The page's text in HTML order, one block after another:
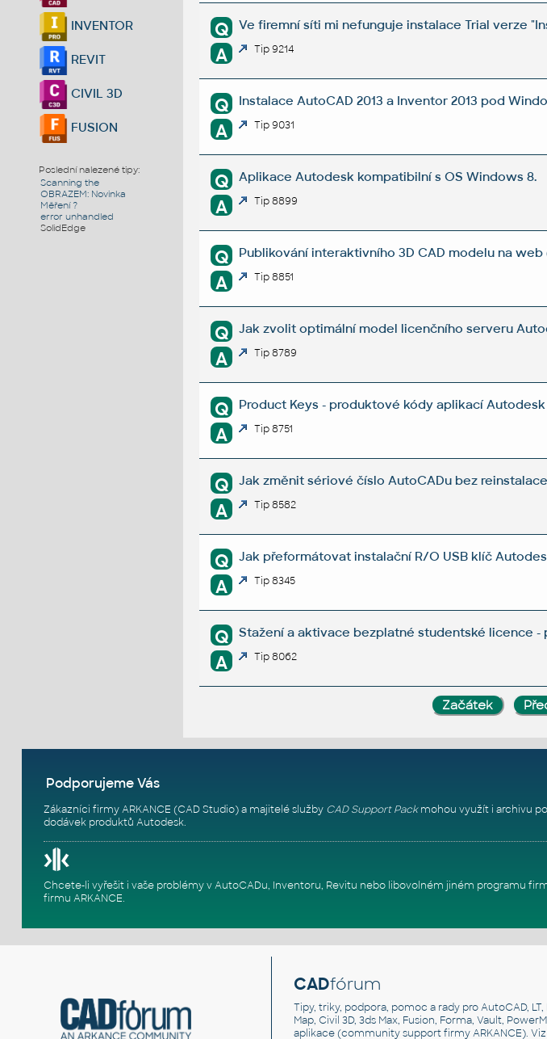
INVENTOR
REVIT
CIVIL 3D
FUSION
Poslední nalezené tipy:
Scanning the
OBRAZEM: Novinka
Měření ?
error unhandled
SolidEdge
Q Ve firemní síti mi nefunguje instalace Trial verze
A Tip 9214
Q Instalace AutoCAD 2013 a Inventor 2013 pod
A Tip 9031
Q Aplikace Autodesk kompatibilní s OS Windows 8.
A Tip 8899
Q Publikování interaktivního 3D CAD modelu na
A Tip 8851
Q Jak zvolit optimální model licenčního serveru
A Tip 8789
Q Product Keys - produktové kódy aplikací Autodesk
A Tip 8751
Q Jak změnit sériové číslo AutoCADu bez
A Tip 8582
Q Jak přeformátovat instalační R/O USB klíč
A Tip 8345
Q Stažení a aktivace bezplatné studentské licence -
A Tip 8062
Podporujeme Vás
Zákazníci firmy ARKANCE (CAD Studio) a majitelé služby CAD Support Packmohou využít i archivu
dodávek produktů Autodesk.
Chcete-li vyřešit i vaše problémy v AutoCADu, Inventoru, Revitu nebo libovolném jiném programu
firmu ARKANCE.
CADfórum
Tipy, triky, podpora, pomoc a rady pro AutoCAD,
Map, Civil 3D, 3ds Max, Fusion, Forma, Vault,
aplikace (community support firmy ARKANCE). Viz